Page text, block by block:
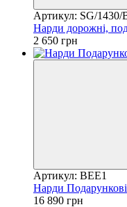
Артикул: SG/1430/
Нарди дорожні,
2 650 грн
Артикул: BEE1
Нарди
16 890 грн